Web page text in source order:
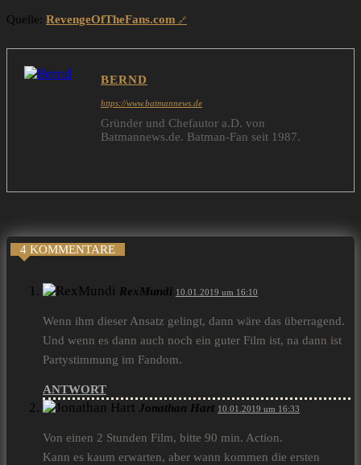
Quelle: RevengeOfTheFans.com
BERND
https://www.batmannews.de
Gründer und Chefautor a.D. von
Batmannews.de. Batman-Fan seit 1987.
4 KOMMENTARE
RexMundi 10.01.2019 um 16:10
Wenn ihm dieser Ansatz gelingt, dann wäre das überragend.
Und wenn es dann auch noch ein guter Film ist, na dann ist
Partystimmung im Fandom.
ANTWORT
Jonathan Hart 10.01.2019 um 16:33
Von einen 2 Stunden Film, bitte 90 min. Action.
Kann es kaum erwarten, aber wann kommen die ersten